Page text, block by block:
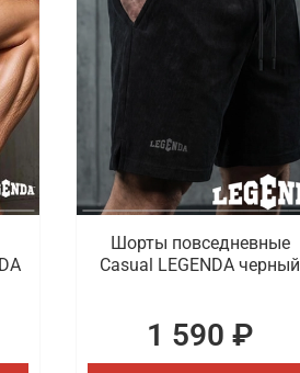
Шорты повседневные
Casual LEGENDA черный
1 590 ₽